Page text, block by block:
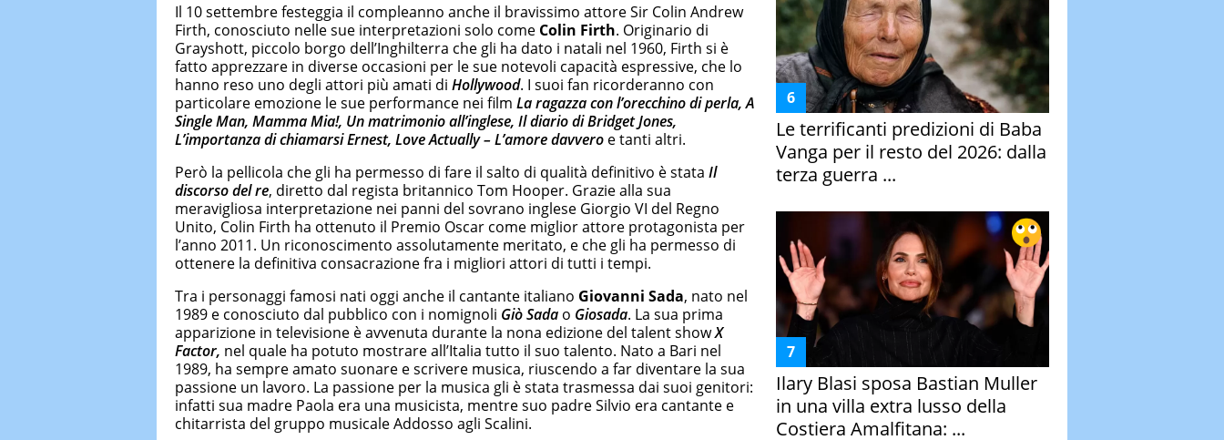
Il 10 settembre festeggia il compleanno anche il bravissimo attore Sir Colin Andrew
Firth, conosciuto nelle sue interpretazioni solo come Colin Firth. Originario di
Grayshott, piccolo borgo dell’Inghilterra che gli ha dato i natali nel 1960, Firth si è
fatto apprezzare in diverse occasioni per le sue notevoli capacità espressive, che lo
hanno reso uno degli attori più amati di Hollywood. I suoi fan ricorderanno con
particolare emozione le sue performance nei film La ragazza con l’orecchino di perla, A
Single Man, Mamma Mia!, Un matrimonio all’inglese, Il diario di Bridget Jones,
L’importanza di chiamarsi Ernest, Love Actually – L’amore davvero e tanti altri.
Però la pellicola che gli ha permesso di fare il salto di qualità definitivo è stata Il
discorso del re, diretto dal regista britannico Tom Hooper. Grazie alla sua
meravigliosa interpretazione nei panni del sovrano inglese Giorgio VI del Regno
Unito, Colin Firth ha ottenuto il Premio Oscar come miglior attore protagonista per
l’anno 2011. Un riconoscimento assolutamente meritato, e che gli ha permesso di
ottenere la definitiva consacrazione fra i migliori attori di tutti i tempi.
Tra i personaggi famosi nati oggi anche il cantante italiano Giovanni Sada, nato nel
1989 e conosciuto dal pubblico con i nomignoli Giò Sada o Giosada. La sua prima
apparizione in televisione è avvenuta durante la nona edizione del talent showX
Factor, nel quale ha potuto mostrare all’Italia tutto il suo talento. Nato a Bari nel
1989, ha sempre amato suonare e scrivere musica, riuscendo a far diventare la sua
passione un lavoro. La passione per la musica gli è stata trasmessa dai suoi genitori:
infatti sua madre Paola era una musicista, mentre suo padre Silvio era cantante e
chitarrista del gruppo musicale Addosso agli Scalini.
Le terrificanti predizioni di Baba
Vanga per il resto del 2026: dalla
terza guerra ...
Ilary Blasi sposa Bastian Muller
in una villa extra lusso della
Costiera Amalfitana: ...